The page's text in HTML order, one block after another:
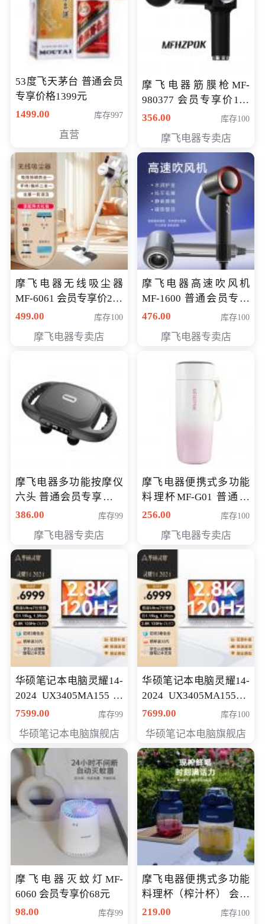
53度飞天茅台 普通会员
专享价格1399元
1499.00
库存997
直营
摩飞电器筋膜枪MF-
980377 会员专享价199
元
356.00 库存100
摩飞电器专卖店
摩飞电器无线吸尘器
MF-6061 会员专享价299
元
499.00 库存100
摩飞电器专卖店
摩飞电器高速吹风机
MF-1600 普通会员专享
价298元
476.00 库存100
摩飞电器专卖店
摩飞电器多功能按摩仪
六头 普通会员专享价格
199元
386.00 库存99
摩飞电器专卖店
摩飞电器便携式多功能
料理杯MF-G01 普通会
员专享价格128元
256.00 库存100
摩飞电器专卖店
华硕笔记本电脑灵耀14-
2024 UX3405MA155冰
川银 oled 智慧轻薄本 会
7599.00 库存99
华硕笔记本电脑旗舰店
华硕笔记本电脑灵耀14-
2024 UX3405MA155夜
空蓝 oled 智慧轻薄本 会
7699.00 库存100
华硕笔记本电脑旗舰店
摩飞电器灭蚊灯MF-
6060 会员专享价68元
98.00
库存99
摩飞电器便携式多功能
料理杯（榨汁杯） 会员
专享价118元
219.00 库存100